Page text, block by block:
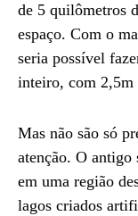
de 5 quilômetros
espaço. Com o
seria possível
inteiro, com 2,5m
Mas não são só
atenção. O antigo
em uma região
lagos criados